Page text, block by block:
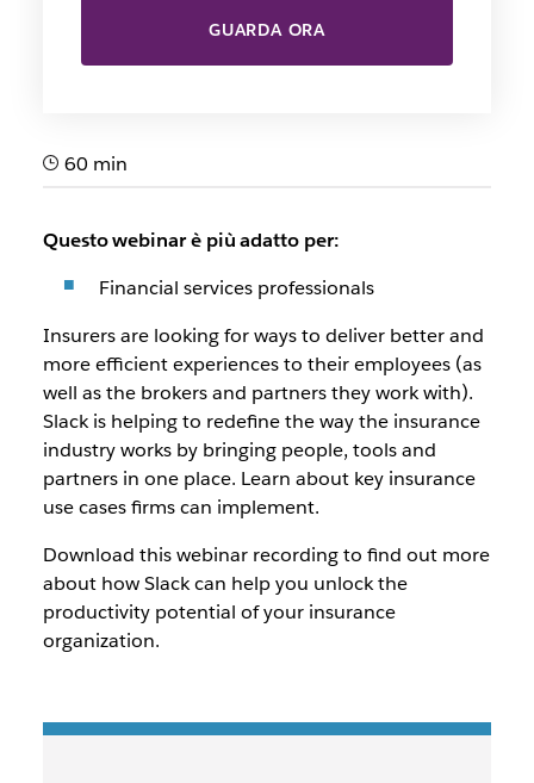
GUARDA ORA
60 min
Questo webinar è più adatto per:
Financial services professionals
Insurers are looking for ways to deliver better and
more efficient experiences to their employees (as
well as the brokers and partners they work with).
Slack is helping to redefine the way the insurance
industry works by bringing people, tools and
partners in one place. Learn about key insurance
use cases firms can implement.
Download this webinar recording to find out more
about how Slack can help you unlock the
productivity potential of your insurance
organization.